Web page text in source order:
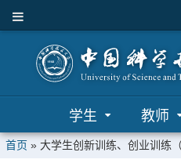
学生 教师
首页 » 大学生创新训练、创业训练